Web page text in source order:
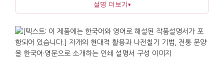
나비는 길상과 변화, 화합을 상징하여 선물의 의미를
발달한 공예로, 자연의 재료를 손으로 다듬어 완성하는
과정이 고스란히 가치로 남아 있습니다.
설명 더보기▾